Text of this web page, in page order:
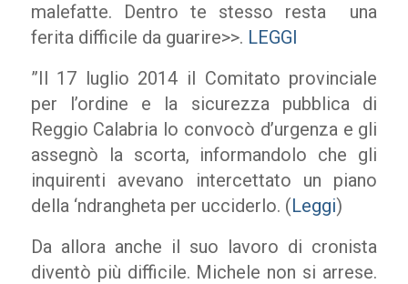
malefatte. Dentro te stesso resta una
ferita difficile da guarire>>. LEGGI
”Il 17 luglio 2014 il Comitato provinciale
per l’ordine e la sicurezza pubblica di
Reggio Calabria lo convocò d’urgenza e gli
assegnò la scorta, informandolo che gli
inquirenti avevano intercettato un piano
della ‘ndrangheta per ucciderlo. (Leggi)
Da allora anche il suo lavoro di cronista
diventò più difficile. Michele non si arrese.